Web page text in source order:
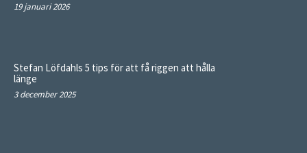
19 januari 2026
Stefan Löfdahls 5 tips för att få riggen att hålla
länge
3 december 2025